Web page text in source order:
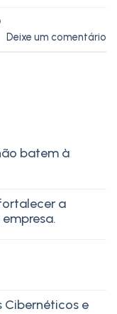
Deixe um comentário
batem à
a
e